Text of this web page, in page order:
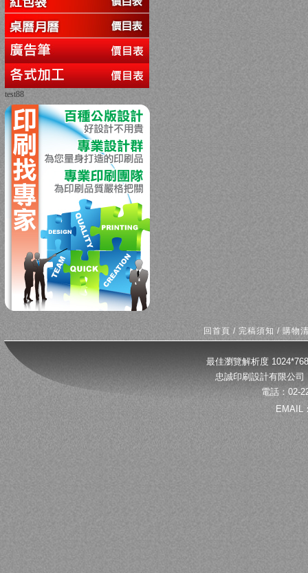
test88
回首頁 /完稿須知 /購物
最佳瀏覽解析度
忠誠印刷設計有限公
電話：02-
EMAIL